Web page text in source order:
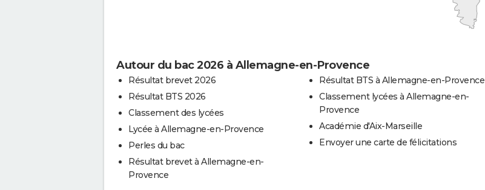
Autour du bac 2026 à Allemagne-en-Provence
Résultat brevet 2026
Résultat BTS 2026
Classement des lycées
Lycée à Allemagne-en-Provence
Perles du bac
Résultat brevet à Allemagne-en-
Provence
Résultat BTS à Allemagne-en-Provence
Classement lycées à Allemagne-en-
Provence
Académie d'Aix-Marseille
Envoyer une carte de félicitations